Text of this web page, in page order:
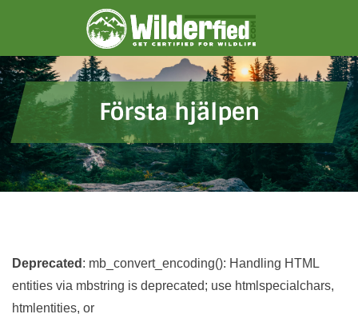
content
Första hjälpen
Deprecated : mb_convert_encoding(): Handling HTML
entities via mbstring is deprecated; use htmlspecialchars,
htmlentities, or